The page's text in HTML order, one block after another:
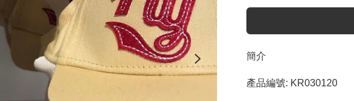
簡介
產品編號: KR030120